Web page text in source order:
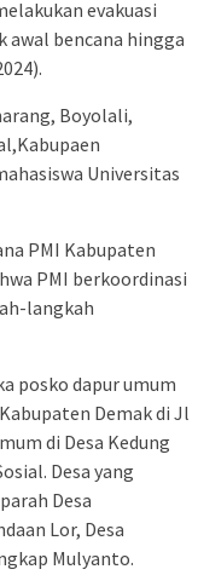
evakuasi
awal bencana hingga
Boyolali,
Universitas
PMI Kabupaten
PMI berkoordinasi
langkah
posko dapur umum
Demak di Jl
di Desa Kedung
Desa yang
Desa
Lor, Desa
Mulyanto.